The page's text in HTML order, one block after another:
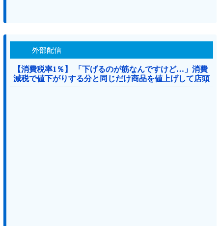
外部配信
【消費税率1％】 「下げるのが筋なんですけど…」消費
減税で値下がりする分と同じだけ商品を値上げして店頭
価格を変えない店も